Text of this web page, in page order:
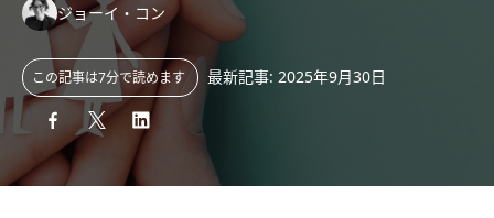
Authors:
ジョーイ・コン
この記事は7分で読めます 最新記事: 2025年9月30日